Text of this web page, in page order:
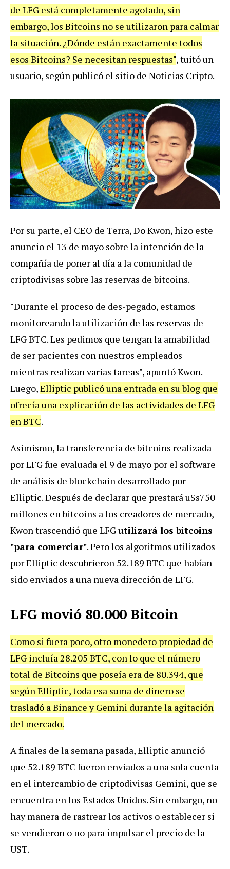
de LFG está completamente agotado, sin
embargo, los Bitcoins no se utilizaron para calmar
la situación. ¿Dónde están exactamente todos
esos Bitcoins? Se necesitan respuestas", tuitó un
usuario, según publicó el sitio de Noticias Cripto.
Por su parte, el CEO de Terra, Do Kwon, hizo este
anuncio el 13 de mayo sobre la intención de la
compañía de poner al día a la comunidad de
criptodivisas sobre las reservas de bitcoins.
"Durante el proceso de des-pegado, estamos
monitoreando la utilización de las reservas de
LFG BTC. Les pedimos que tengan la amabilidad
de ser pacientes con nuestros empleados
mientras realizan varias tareas", apuntó Kwon.
Luego,Elliptic publicó una entrada en su blog que
ofrecía una explicación de las actividades de LFG
en BTC.
Asimismo, la transferencia de bitcoins realizada
por LFG fue evaluada el 9 de mayo por el software
de análisis de blockchain desarrollado por
Elliptic. Después de declarar que prestará u$s750
millones en bitcoins a los creadores de mercado,
Kwon trascendió que LFGutilizará los bitcoins
"para comerciar". Pero los algoritmos utilizados
por Elliptic descubrieron 52.189 BTC que habían
sido enviados a una nueva dirección de LFG.
LFG movió 80.000 Bitcoin
Como si fuera poco, otro monedero propiedad de
LFG incluía 28.205 BTC, con lo que el número
total de Bitcoins que poseía era de 80.394, que
según Elliptic, toda esa suma de dinero se
trasladó a Binance y Gemini durante la agitación
del mercado.
A finales de la semana pasada, Elliptic anunció
que 52.189 BTC fueron enviados a una sola cuenta
en el intercambio de criptodivisas Gemini, que se
encuentra en los Estados Unidos. Sin embargo, no
hay manera de rastrear los activos o establecer si
se vendieron o no para impulsar el precio de la
UST.